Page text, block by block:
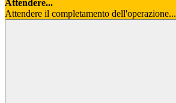
Attendere...
Attendere il completamento dell'operazione...